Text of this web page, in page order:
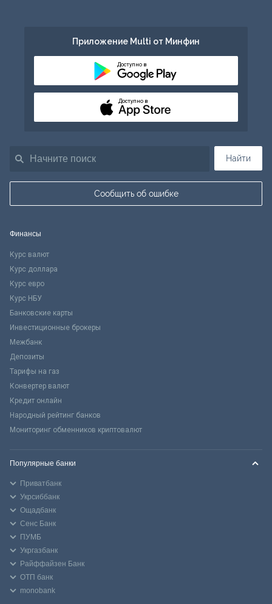
Найти
Сообщить об ошибке
Приложение Multi от Минфин
Доступно в
Доступно в
Финансы
Курс валют
Курс доллара
Курс евро
Курс НБУ
Банковские карты
Инвестиционные брокеры
Межбанк
Депозиты
Тарифы на газ
Конвертер валют
Кредит онлайн
Народный рейтинг банков
Мониторинг обменников криптовалют
Популярные банки
Приватбанк
Укрсиббанк
Ощадбанк
Сенс Банк
ПУМБ
Укргазбанк
Райффайзен Банк
ОТП банк
monobank